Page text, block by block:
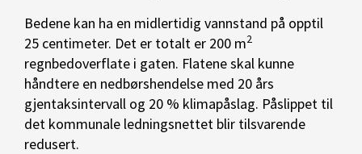
Bedene kan ha en midlertidig vannstand på opptil
25 centimeter. Det er totalt er 200 m2
regnbedoverflate i gaten. Flatene skal kunne
håndtere en nedbørshendelse med 20 års
gjentaksintervall og 20 % klimapåslag. Påslippet til
det kommunale ledningsnettet blir tilsvarende
redusert.